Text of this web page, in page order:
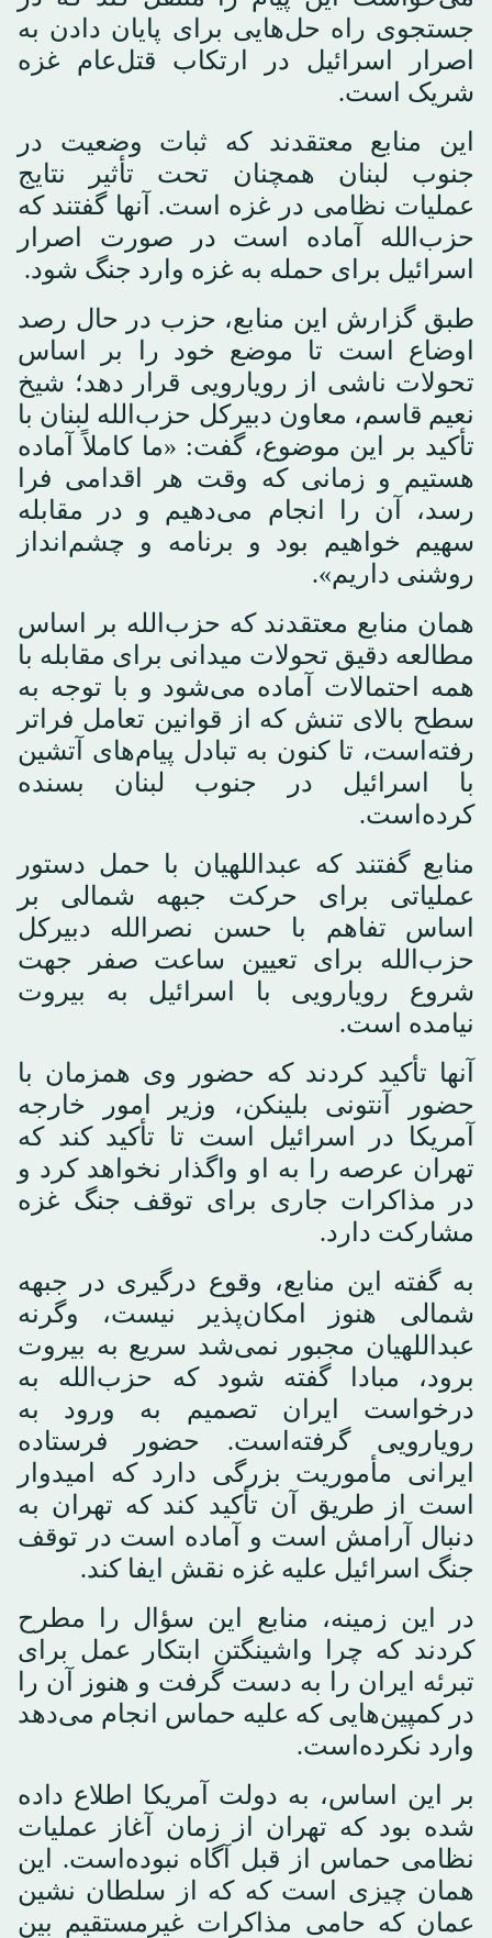
جستجوی راه حل‌هایی برای پایان دادن به
اصرار اسرائیل در ارتکاب قتل‌عام غزه
شریک است.
این منابع معتقدند که ثبات وضعیت در
جنوب لبنان همچنان تحت تأثیر نتایج
عملیات نظامی در غزه است. آنها گفتند که
حزب‌الله آماده است در صورت اصرار
اسرائیل برای حمله به غزه وارد جنگ شود.
طبق گزارش این منابع، حزب در حال رصد
اوضاع است تا موضع خود را بر اساس
تحولات ناشی از رویارویی قرار دهد؛ شیخ
نعیم قاسم، معاون دبیرکل حزب‌الله لبنان با
تأکید بر این موضوع، گفت: «ما کاملاً آماده
هستیم و زمانی که وقت هر اقدامی فرا
رسد، آن را انجام می‌دهیم و در مقابله
سهیم خواهیم بود و برنامه و چشم‌انداز
روشنی داریم».
همان منابع معتقدند که حزب‌الله بر اساس
مطالعه دقیق تحولات میدانی برای مقابله با
همه احتمالات آماده می‌شود و با توجه به
سطح بالای تنش که از قوانین تعامل فراتر
رفته‌است، تا کنون به تبادل پیام‌های آتشین
با اسرائیل در جنوب لبنان بسنده
کرده‌است.
منابع گفتند که عبداللهیان با حمل دستور
عملیاتی برای حرکت جبهه شمالی بر
اساس تفاهم با حسن نصرالله دبیرکل
حزب‌الله برای تعیین ساعت صفر جهت
شروع رویارویی با اسرائیل به بیروت
نیامده است.
آنها تأکید کردند که حضور وی همزمان با
حضور آنتونی بلینکن، وزیر امور خارجه
آمریکا در اسرائیل است تا تأکید کند که
تهران عرصه را به او واگذار نخواهد کرد و
در مذاکرات جاری برای توقف جنگ غزه
مشارکت دارد.
به گفته این منابع، وقوع درگیری در جبهه
شمالی هنوز امکان‌پذیر نیست، وگرنه
عبداللهیان مجبور نمی‌شد سریع به بیروت
برود، مبادا گفته شود که حزب‌الله به
درخواست ایران تصمیم به ورود به
رویارویی گرفته‌است. حضور فرستاده
ایرانی مأموریت بزرگی دارد که امیدوار
است از طریق آن تأکید کند که تهران به
دنبال آرامش است و آماده است در توقف
جنگ اسرائیل علیه غزه نقش ایفا کند.
در این زمینه، منابع این سؤال را مطرح
کردند که چرا واشینگتن ابتکار عمل برای
تبرئه ایران را به دست گرفت و هنوز آن را
در کمپین‌هایی که علیه حماس انجام می‌دهد
وارد نکرده‌است.
بر این اساس، به دولت آمریکا اطلاع داده
شده بود که تهران از زمان آغاز عملیات
نظامی حماس از قبل آگاه نبوده‌است. این
همان چیزی است که که از سلطان نشین
عمان که حامی مذاکرات غیرمستقیم بین